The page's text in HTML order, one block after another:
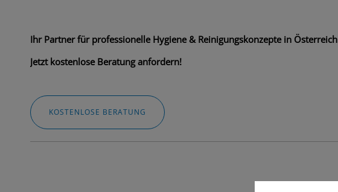
Ihr Partner für professionelle Hygiene & Reinigungskonzepte in Österreich
Jetzt kostenlose Beratung anfordern!
KOSTENLOSE BERATUNG